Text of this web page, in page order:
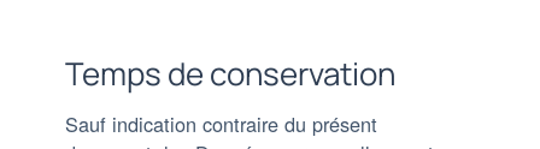
Temps de conservation
Sauf indication contraire du présent